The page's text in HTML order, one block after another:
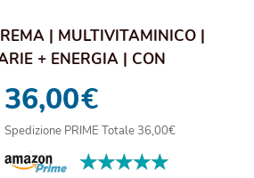
| MULTIVITAMINICO |
+ ENERGIA | CON
36,00€
Spedizione PRIME Totale 36,00€
★★★★★
★★★★★